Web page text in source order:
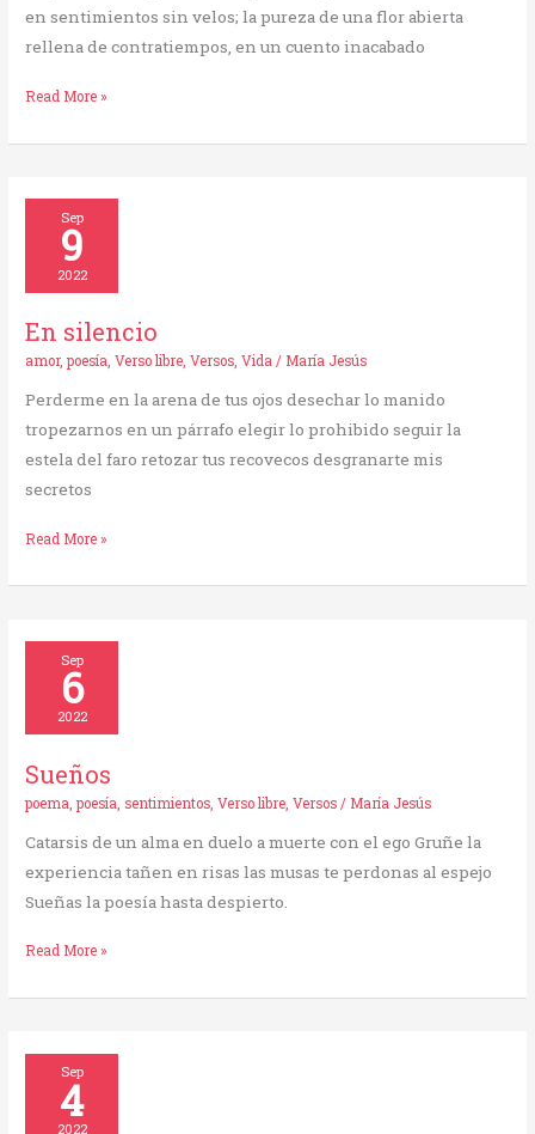
en sentimientos sin velos; la pureza de una flor abierta
rellena de contratiempos, en un cuento inacabado
Read More »
Sep
9
2022
En silencio
amor,poesía,Verso libre,Versos,Vida / María Jesús
Perderme en la arena de tus ojos desechar lo manido
tropezarnos en un párrafo elegir lo prohibido seguir la
estela del faro retozar tus recovecos desgranarte mis
secretos
silencio
Read More »
Sep
6
2022
Sueños
poema ,poesía ,sentimientos ,Verso libre ,Versos / María Jesús
Catarsis de un alma en duelo a muerte con el ego Gruñe la
experiencia tañen en risas las musas te perdonas al espejo
Sueñas la poesía hasta despierto.
Sueños
Read More »
Sep
4
2022
Cabañuelas